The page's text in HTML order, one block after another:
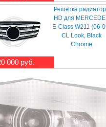
000 руб.
Решётка
HD для
E-Class W211 (06-
CL Look, Black
Chrome